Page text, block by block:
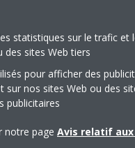
efficacité
statistiques sur le trafic et
sites Web tiers
pour afficher des
nos sites Web ou des
publicitaires
notre page Avis relatif